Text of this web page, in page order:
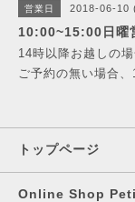
営業日 2018-06-10
10:00~15:00日曜
14時以降お越しの
ご予約の無い場合、
トップページ
Online Shop